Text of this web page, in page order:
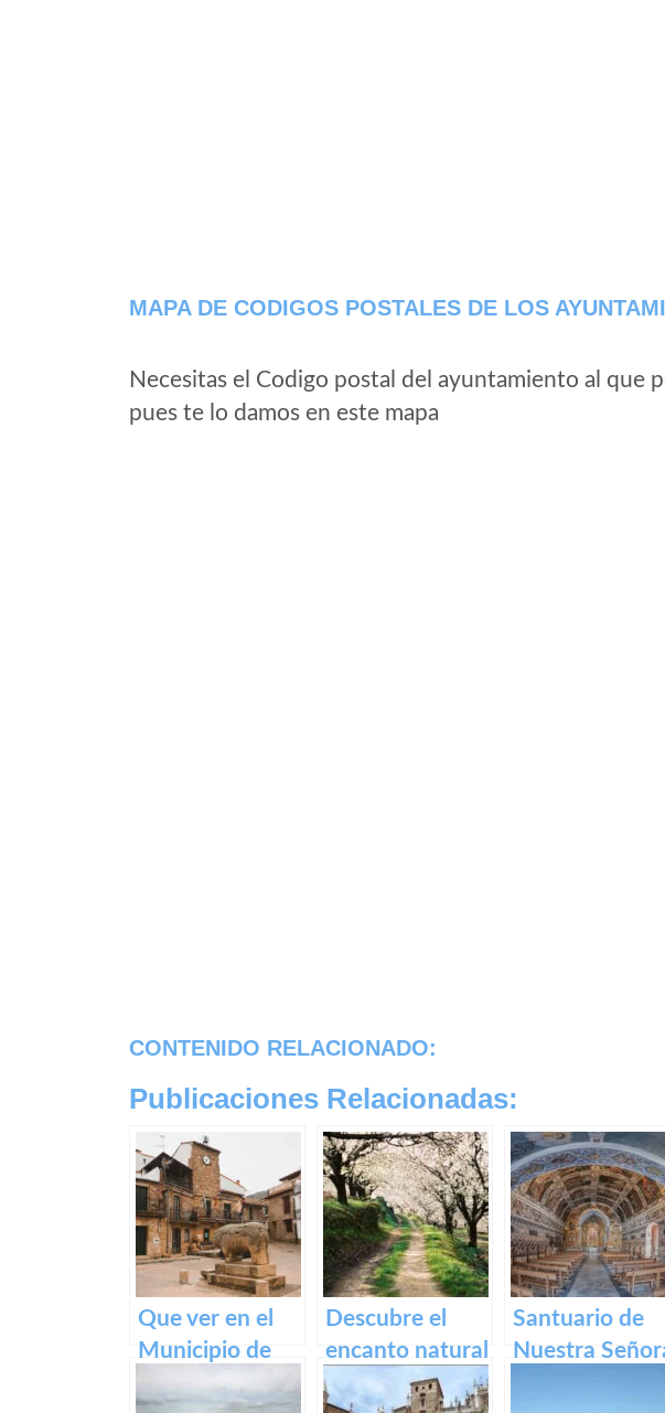
MAPA DE CODIGOS POSTALES DE LOS
Necesitas el Codigo postal del ayuntamiento al que
pues te lo damos en este mapa
CONTENIDO RELACIONADO:
Publicaciones Relacionadas:
Que ver en el
Municipio de
Segura de Toro
Descubre el
encanto natural
del Valle del
Santuario de
Nuestra